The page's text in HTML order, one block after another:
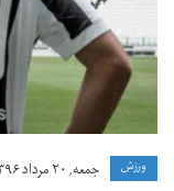
ورزش جمعه, ۲۰ مرداد ۱۳۹۶ ۱۵:۰۸